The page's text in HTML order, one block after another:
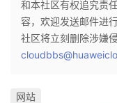
和本社区有权追究责
容，欢迎发送邮件进
社区将立刻删除涉嫌
网站